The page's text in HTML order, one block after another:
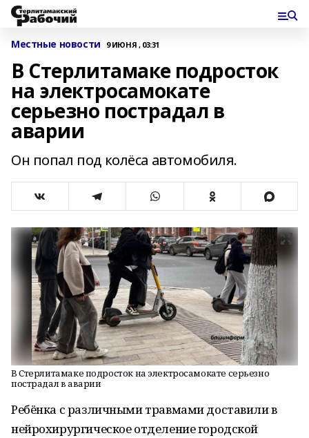
Местные новости 9 ИЮНЯ , 03:31
В Стерлитамаке подросток
на электросамокате
серьезно пострадал в
аварии
Он попал под колёса автомобиля.
В Стерлитамаке подросток на электросамокате серьезно
пострадал в аварии
Ребёнка с различными травмами доставили в
нейрохирургическое отделение городской